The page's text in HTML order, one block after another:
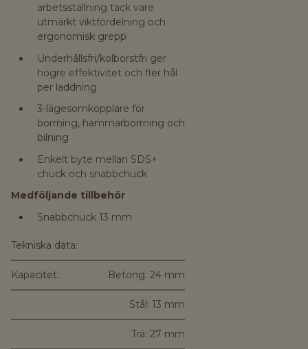
arbetsställning tack vare
utmärkt viktfördelning och
ergonomisk grepp
Underhållsfri/kolborstfri ger
högre effektivitet och fler hål
per laddning
3-lägesomkopplare för
borrning, hammarborrning och
bilning
Enkelt byte mellan SDS+
chuck och snabbchuck
Medföljande tillbehör
Snabbchuck 13 mm
Tekniska data:
Kapacitet: Betong: 24 mm
Stål: 13 mm
Trä: 27 mm